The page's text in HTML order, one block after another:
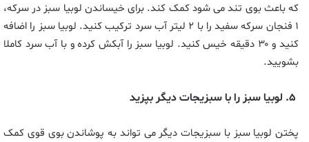
که باعث بوی تند می شود کمک کند. برای خیساندن لوبیا سبز در سرکه،
۱ فنجان سرکه سفید را با ۲ لیتر آب سرد ترکیب کنید. لوبیا سبز را اضافه
کنید و ۳۰ دقیقه خیس کنید. لوبیا سبز را آبکش کرده و با آب سرد کاملا
بشویید.
پختن لوبیا سبز با سبزیجات دیگر می تواند به پوشاندن بوی قوی کمک